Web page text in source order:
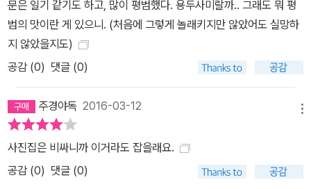
문은 일기 같기도 하고, 많이 평범했다. 용두사미랄까.. 그래도 뭐 평
범의 맛이란 게 있으니. (처음에 그렇게 놀래키지만 않았어도 실망하
지 않았을지도)
공감 (0) 댓글 (0)
주경야독 2016-03-12
사진집은 비싸니까 이거라도 잡을래요.
공감 (0) 댓글 (0)